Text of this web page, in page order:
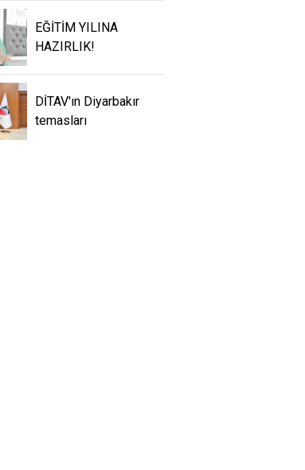
EĞİTİM YILINA
HAZIRLIK!
DİTAV'ın Diyarbakır
temasları